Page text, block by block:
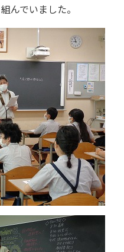
んでいました。